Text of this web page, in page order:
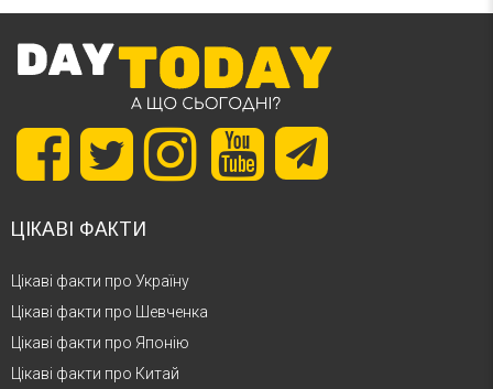
ЦІКАВІ ФАКТИ
Цікаві факти про Україну
Цікаві факти про Шевченка
Цікаві факти про Японію
Цікаві факти про Китай